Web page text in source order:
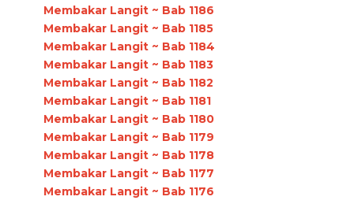
Membakar Langit ~ Bab 1186
Membakar Langit ~ Bab 1185
Membakar Langit ~ Bab 1184
Membakar Langit ~ Bab 1183
Membakar Langit ~ Bab 1182
Membakar Langit ~ Bab 1181
Membakar Langit ~ Bab 1180
Membakar Langit ~ Bab 1179
Membakar Langit ~ Bab 1178
Membakar Langit ~ Bab 1177
Membakar Langit ~ Bab 1176